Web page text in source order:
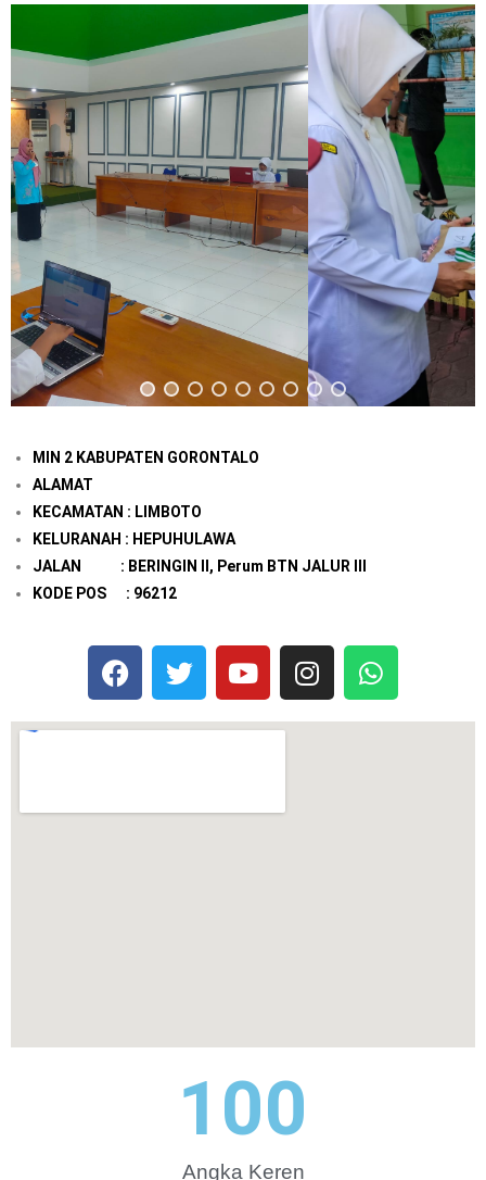
MIN 2 KABUPATEN GORONTALO
ALAMAT
KECAMATAN : LIMBOTO
KELURANAH : HEPUHULAWA
JALAN : BERINGIN II, Perum BTN JALUR III
KODE POS : 96212
Angka Keren
100